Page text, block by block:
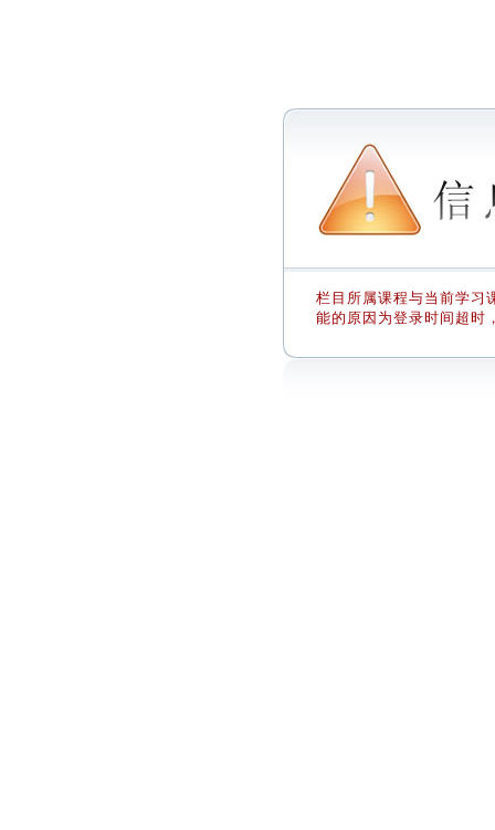
栏目所属课程与当前学习
能的原因为登录时间超时